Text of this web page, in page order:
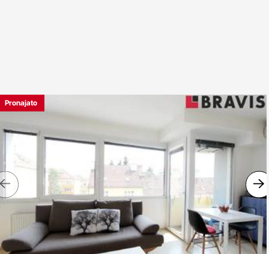
Previous
Pronajato